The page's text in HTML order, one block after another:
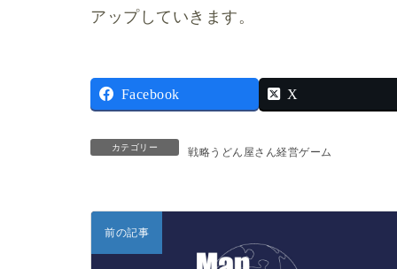
アップしていきます。
Facebook X
カテゴリー 戦略うどん屋さん経営ゲーム
前の記事